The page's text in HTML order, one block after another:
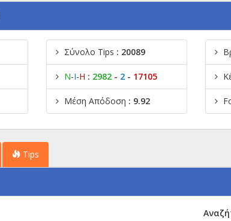
Σύνολο Tips : 20089
Ν-Ι-Η : 2982 - 2 - 17105
Μέση Απόδοση : 9.92
Tips